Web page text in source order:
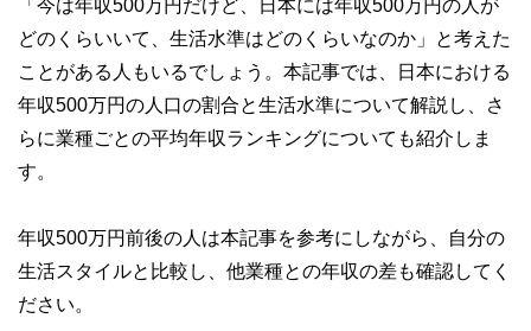
「今は年収500万円だけど、日本には年収500万円の人が
どのくらいいて、生活水準はどのくらいなのか」と考えた
ことがある人もいるでしょう。本記事では、日本における
年収500万円の人口の割合と生活水準について解説し、さ
らに業種ごとの平均年収ランキングについても紹介しま
す。
年収500万円前後の人は本記事を参考にしながら、自分の
生活スタイルと比較し、他業種との年収の差も確認してく
ださい。